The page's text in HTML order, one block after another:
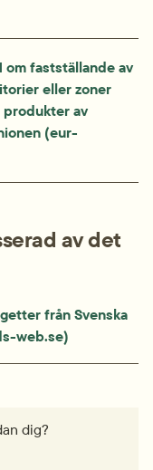
om fastställande av
eller zoner
produkter av
(eur-
av det
från Svenska
web.se)
dig?